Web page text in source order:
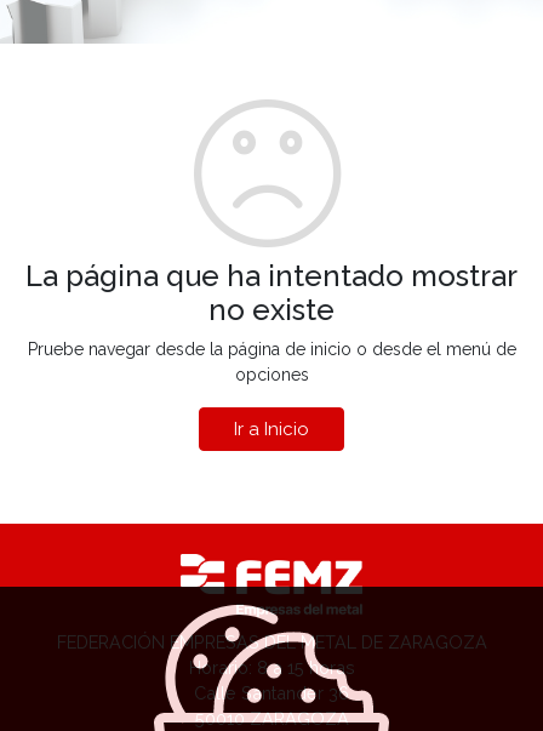
La página que ha intentado mostrar
no existe
Pruebe navegar desde la página de inicio o desde el menú de
opciones
Ir a Inicio
FEDERACIÓN EMPRESAS DEL METAL DE ZARAGOZA
Horario: 8 a 15 horas
Calle Santander 36
50010 ZARAGOZA